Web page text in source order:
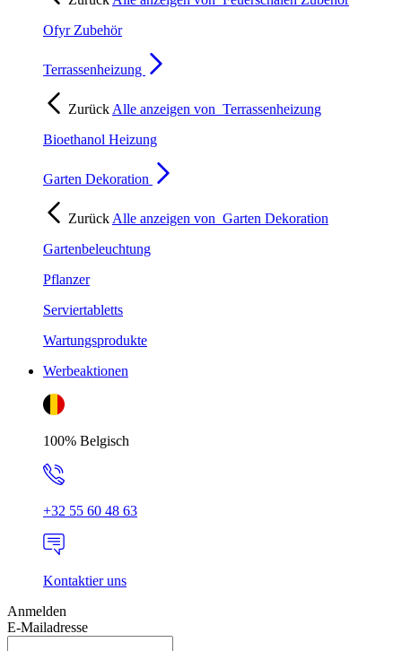
Ofyr Zubehör
Terrassenheizung
Zurück Alle anzeigen von Terrassenheizung
Bioethanol Heizung
Garten Dekoration
Zurück Alle anzeigen von Garten Dekoration
Gartenbeleuchtung
Pflanzer
Serviertabletts
Wartungsprodukte
Werbeaktionen
100% Belgisch
+32 55 60 48 63
Kontaktier uns
Anmelden
E-Mailadresse